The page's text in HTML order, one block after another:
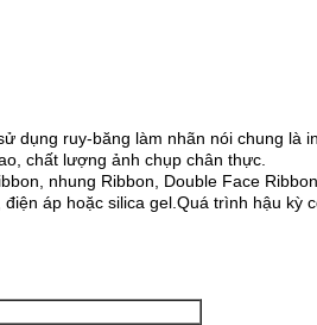
dụng ruy-băng làm nhãn nói chung
chất lượng ảnh chụp chân thực.
nhung Ribbon, Double Face
áp hoặc silica gel.Quá trình hậu